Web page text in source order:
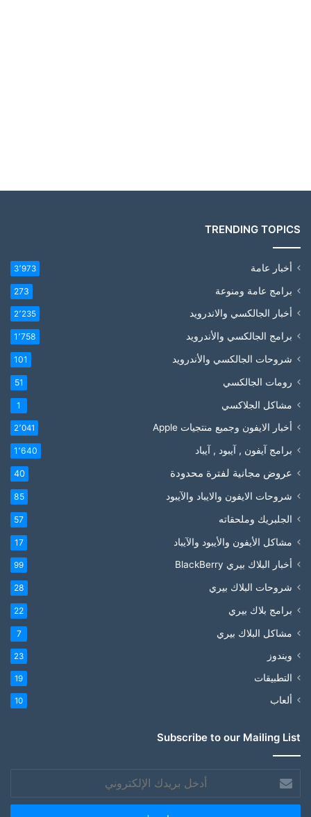
TRENDING TOPICS
أخبار عامة 3٬973
برامج عامة ومنوعة 273
أخبار الجالكسي والاندرويد 2٬235
برامج الجالكسي والأندرويد 1٬758
شروحات الجالكسي والأندرويد 101
رومات الجالكسي 51
مشاكل الجلاكسي 1
أخبار الايفون وجميع منتجيات Apple 2٬041
برامج آيفون , آيبود , آيباد 1٬640
عروض مجانية لفترة محدودة 40
شروحات الايفون والايباد والآيبود 85
الجلبريك وملحقاته 57
مشاكل الأيفون والأيبود والآيباد 17
أخبار البلاك بيري BlackBerry 99
شروحات البلاك بيري 28
برامج بلاك بيري 22
مشاكل البلاك بيري 7
ويندوز 23
التطبيقات 19
ألعاب 10
Subscribe to our Mailing List
بريدك
الإلكتروني